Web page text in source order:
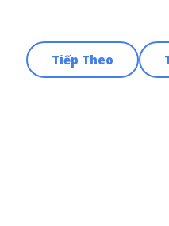
Tiếp Theo